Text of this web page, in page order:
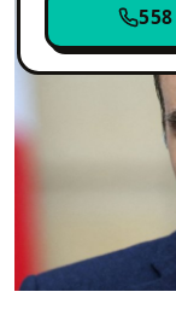
სამართალი
მსოფლიო
საკითხავი